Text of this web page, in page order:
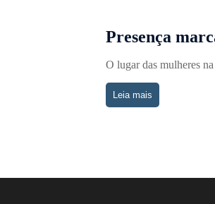
Presença
O lugar das mulheres
Leia mais